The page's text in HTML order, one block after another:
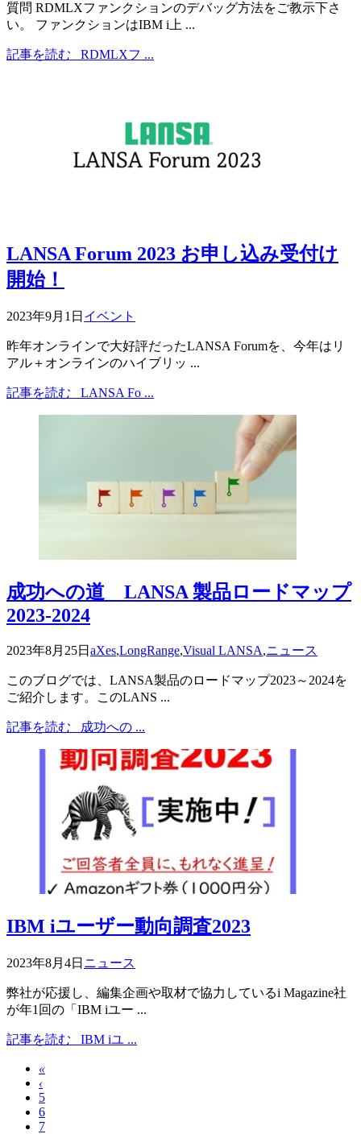
質問 RDMLXファンクションのデバッグ方法をご教示下さ
い。 ファンクションはIBM i上 ...
記事を読む RDMLXフ ...
LANSA Forum 2023 お申し込み受付け
開始！
2023年9月1日 イベント
昨年オンラインで大好評だったLANSA Forumを、今年はリ
アル＋オンラインのハイブリッ ...
記事を読む LANSA Fo ...
成功への道 LANSA 製品ロードマップ
2023-2024
2023年8月25日 aXes,LongRange,Visual LANSA,ニュース
このブログでは、LANSA製品のロードマップ2023～2024を
ご紹介します。このLANS ...
記事を読む 成功への ...
IBM iユーザー動向調査2023
2023年8月4日 ニュース
弊社が応援し、編集企画や取材で協力しているi Magazine社
が年1回の「IBM iユー ...
記事を読む IBM iユ ...
«
‹
5
6
7